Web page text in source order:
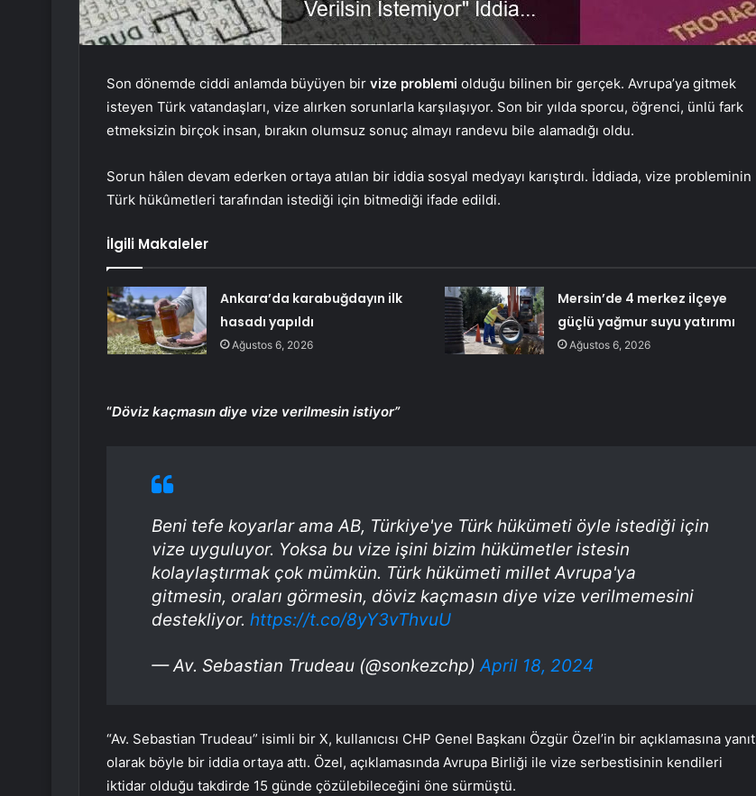
Son dönemde ciddi anlamda büyüyen bir vize problemi olduğu bilinen bir gerçek. Avrupa’ya gitmek
isteyen Türk vatandaşları, vize alırken sorunlarla karşılaşıyor. Son bir yılda sporcu, öğrenci, ünlü fark
etmeksizin birçok insan, bırakın olumsuz sonuç almayı randevu bile alamadığı oldu.
Sorun hâlen devam ederken ortaya atılan bir iddia sosyal medyayı karıştırdı. İddiada, vize probleminin
Türk hükûmetleri tarafından istediği için bitmediği ifade edildi.
İlgili Makaleler
Ankara’da karabuğdayın ilk
hasadı yapıldı
Ağustos 6, 2026
Mersin’de 4 merkez ilçeye
güçlü yağmur suyu yatırımı
Ağustos 6, 2026
“Döviz kaçmasın diye vize verilmesin istiyor”
Beni tefe koyarlar ama AB, Türkiye'ye Türk hükümeti öyle istediği için
vize uyguluyor. Yoksa bu vize işini bizim hükümetler istesin
kolaylaştırmak çok mümkün. Türk hükümeti millet Avrupa'ya
gitmesin, oraları görmesin, döviz kaçmasın diye vize verilmemesini
destekliyor. https://t.co/8yY3vThvuU
— Av. Sebastian Trudeau (@sonkezchp)April 18, 2024
“Av. Sebastian Trudeau” isimli bir X, kullanıcısı CHP Genel Başkanı Özgür Özel’in bir açıklamasına yanıt
olarak böyle bir iddia ortaya attı. Özel, açıklamasında Avrupa Birliği ile vize serbestisinin kendileri
iktidar olduğu takdirde 15 günde çözülebileceğini öne sürmüştü.